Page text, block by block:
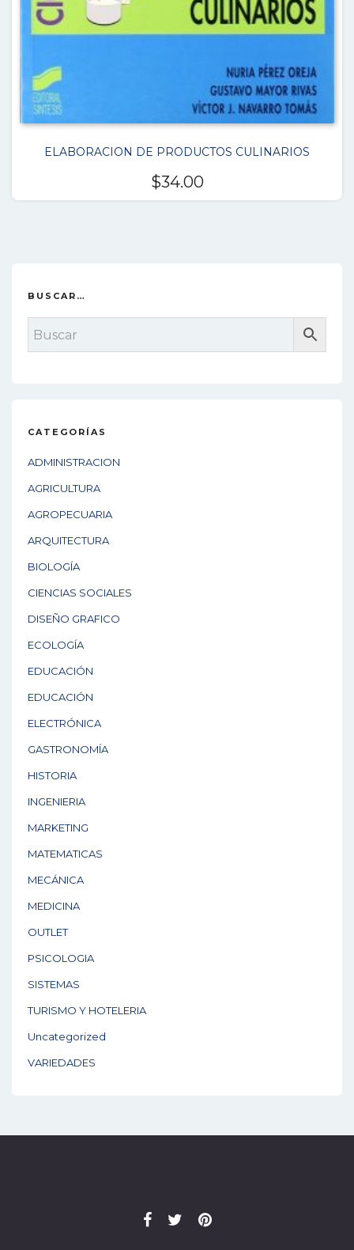
ELABORACION DE PRODUCTOS CULINARIOS
$34.00
BUSCAR…
CATEGORÍAS
ADMINISTRACION
AGRICULTURA
AGROPECUARIA
ARQUITECTURA
BIOLOGÍA
CIENCIAS SOCIALES
DISEÑO GRAFICO
ECOLOGÍA
EDUCACIÓN
EDUCACIÓN
ELECTRÓNICA
GASTRONOMÍA
HISTORIA
INGENIERIA
MARKETING
MATEMATICAS
MECÁNICA
MEDICINA
OUTLET
PSICOLOGIA
SISTEMAS
TURISMO Y HOTELERIA
Uncategorized
VARIEDADES